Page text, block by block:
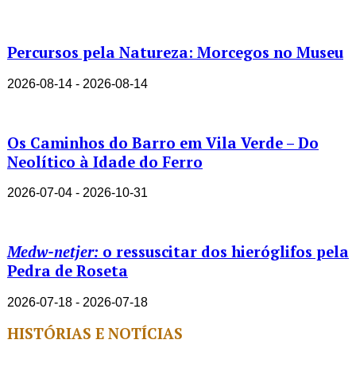
Percursos pela Natureza: Morcegos no Museu
2026-08-14 - 2026-08-14
Os Caminhos do Barro em Vila Verde – Do
Neolítico à Idade do Ferro
2026-07-04 - 2026-10-31
Medw-netjer: o ressuscitar dos hieróglifos pela
Pedra de Roseta
2026-07-18 - 2026-07-18
HISTÓRIAS E NOTÍCIAS